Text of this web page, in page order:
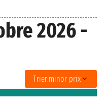
2026 -
Trier:minor prix